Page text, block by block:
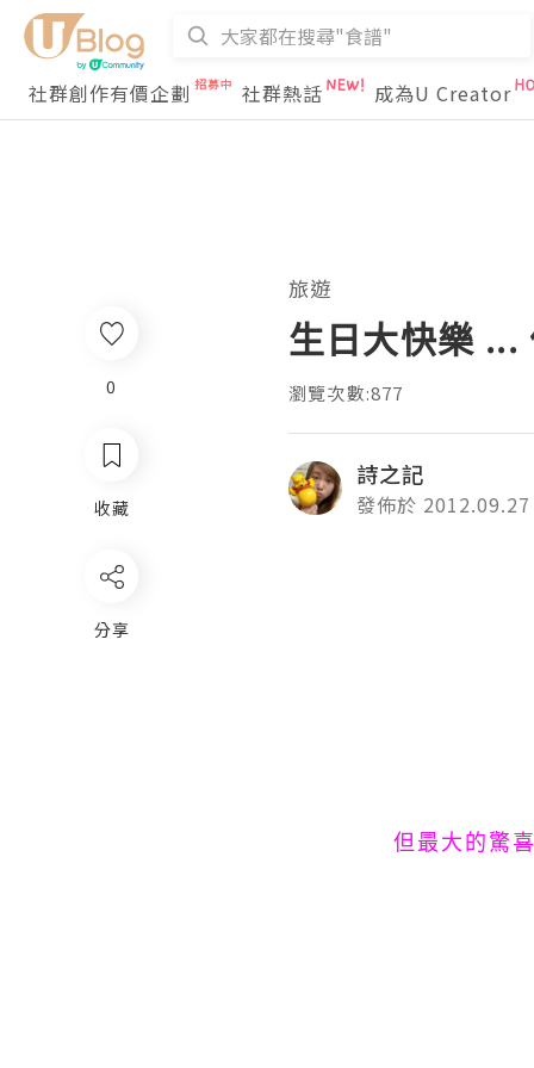
社群創作有價企劃 社群熱話 成為U Creator
旅遊
生日大快樂
瀏覽次數:877
詩之記
發佈於 2012.09.27
但最大的驚
0
收藏
分享